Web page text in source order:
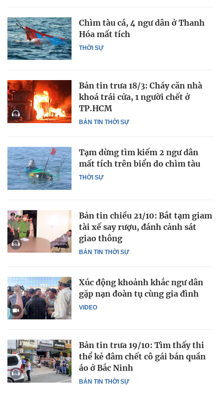
THỜI SỰ
Chìm tàu cá, 4 ngư dân ở Thanh
Hóa mất tích
BẢN TIN THỜI SỰ
Bản tin trưa 18/3: Cháy căn nhà
khoá trái cửa, 1 người chết ở
TP.HCM
THỜI SỰ
Tạm dừng tìm kiếm 2 ngư dân
mất tích trên biển do chìm tàu
BẢN TIN THỜI SỰ
Bản tin chiều 21/10: Bắt tạm giam
tài xế say rượu, đánh cảnh sát
giao thông
VIDEO
Xúc động khoảnh khắc ngư dân
gặp nạn đoàn tụ cùng gia đình
BẢN TIN THỜI SỰ
Bản tin trưa 19/10: Tìm thấy thi
thể kẻ đâm chết cô gái bán quần
áo ở Bắc Ninh